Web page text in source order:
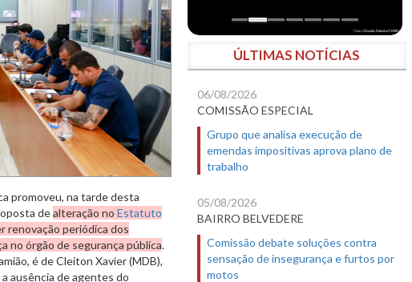
promoveu, na tarde desta
dealteração no Estatuto
renovação periódica dos
no órgão de segurança pública.
é de Cleiton Xavier (MDB),
ausência de agentes do
ÚLTIMAS NOTÍCIAS
06/08/2026
COMISSÃO ESPECIAL
Grupo que analisa execução de
emendas impositivas aprova plano de
trabalho
05/08/2026
BAIRRO BELVEDERE
Comissão debate soluções contra
sensação de insegurança e furtos por
motos